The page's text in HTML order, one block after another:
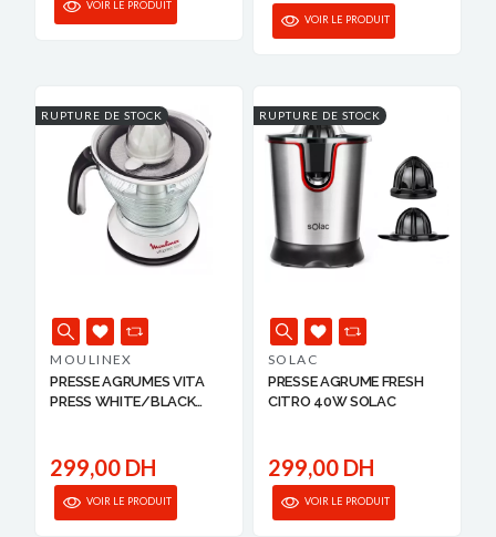
VOIR LE PRODUIT
VOIR LE PRODUIT
RUPTURE DE STOCK
MOULINEX
PRESSE AGRUMES VITA
PRESS WHITE/BLACK
299,00 DH
VOIR LE PRODUIT
RUPTURE DE STOCK
SOLAC
PRESSE AGRUME FRESH
CITRO 40W SOLAC
299,00 DH
VOIR LE PRODUIT